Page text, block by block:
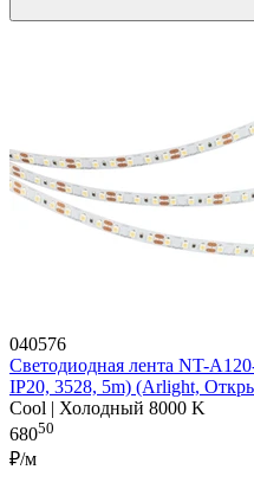
040576
Светодиодная лента NT-
IP20, 3528, 5m) (Arlight,
Cool | Холодный 8000 K
68050
₽/м